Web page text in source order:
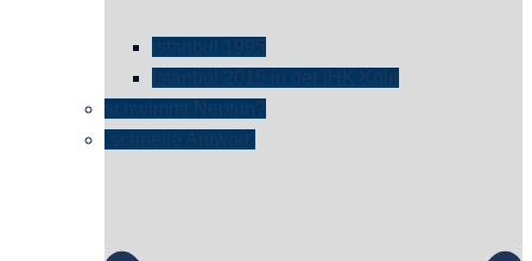
istanbul 1995
Istanbul 2015 in der IHK Köln
schwimmt Neptun?
„schnelle Antwort“